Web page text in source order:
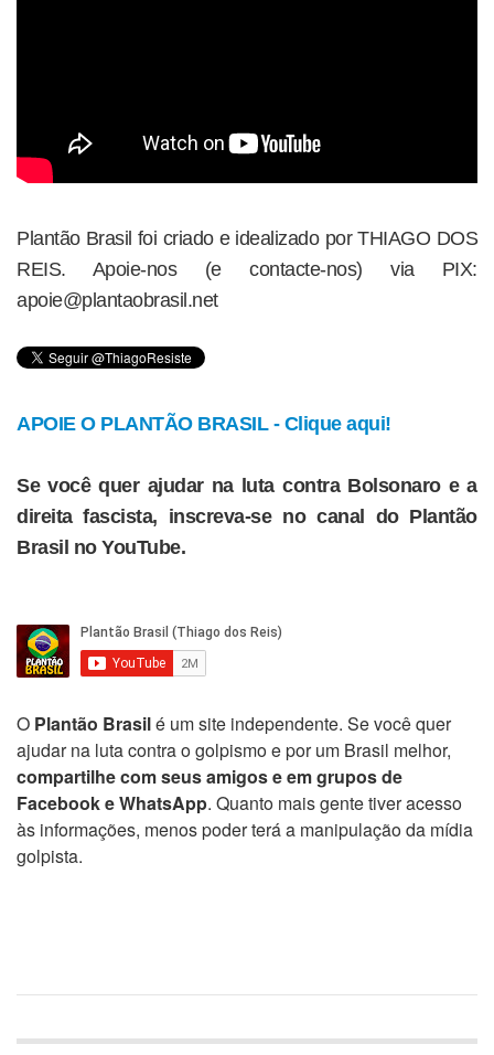
Plantão Brasil foi criado e idealizado por THIAGO DOS
REIS. Apoie-nos (e contacte-nos) via PIX:
apoie@plantaobrasil.net
APOIE O PLANTÃO BRASIL - Clique aqui!
Se você quer ajudar na luta contra Bolsonaro e a
direita fascista, inscreva-se no canal do Plantão
Brasil no YouTube.
O Plantão Brasilé um site independente. Se você quer
ajudar na luta contra o golpismo e por um Brasil melhor,
compartilhe com seus amigos e em grupos de
Facebook e WhatsApp. Quanto mais gente tiver acesso
às informações, menos poder terá a manipulação da mídia
golpista.